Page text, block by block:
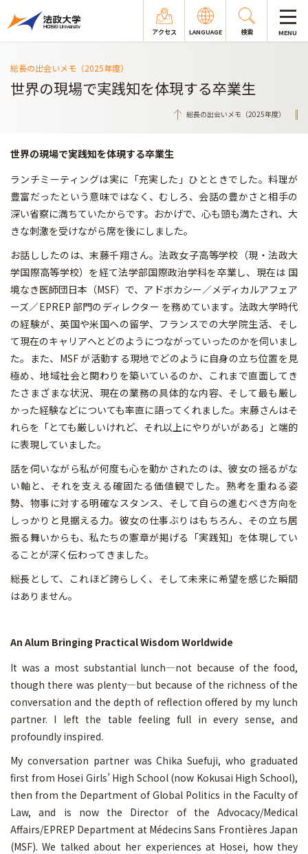
アクセス LANGUAGE 検索 MENU
総長の出会いメモ（2025年度）
世界の現場で実践知を体現する卒業生
総長の出会いメモ（2025年度）
世界の現場で実践知を体現する卒業生
ランチミーティングは実に「充実した」ひとときでした。料理が
豊富だったという意味ではなく、むしろ、会話の豊かさと相手の
深い省察に満ちていたからです。おかげで、心も頭も満たされ、大
きな刺激を受けながら席を後にしました。
お話ししたのは、末藤千翔さん。法政女子高等学校（現・法政大
学国際高等学校）を経て法学部国際政治学科を卒業し、現在は 国
境なき医師団日本（MSF）で、アドボカシー／メディカルアフェア
ーズ／EPREP 部門のディレクター を務めています。法政大学時代
の経験が、英国や米国への留学、フランスでの大学院生活、そし
て現在のキャリアへとどのようにつながっていったのかを伺いまし
た。また、MSF が活動する現地でどのように自身の立ち位置を見
極め、地域社会と関わりを築いているのか、これまで直面してき
たさまざまな状況、現在の業務の具体的な内容、そして最も厳し
かった経験などについても率直に語ってくれました。末藤さんはそ
れらを「とても厳しいけれど、それ以上にやりがいがある」と端的
に表現していました。
話を伺いながら私が何度も心を動かされたのは、彼女の揺るがな
い軸と、それを支える確固たる価値観でした。熟考を重ねる姿
勢、物事に対する明確なスタンス、そして自らの進むべき方向を
しっかりと見据える力。彼女の仕事ぶりはもちろん、その立ち居
振る舞いからも、私たちの憲章が掲げる「実践知」を体現してい
ることが深く伝わってきました。
総長として、これほど誇らしく、そして未来に希望を感じた瞬間
はありません。
An Alum Bringing Practical Wisdom Worldwide
It was a most substantial lunch—not because of the food,
though there was plenty—but because of the richness of the
conversation and the depth of reflection offered by my lunch
partner. I left the table feeling full in every sense, and
profoundly inspired.
My conversation partner was Chika Suefuji, who graduated
first from Hosei Girls’ High School (now Kokusai High School),
then from the Department of Global Politics in the Faculty of
Law, and is now the Director of the Advocacy/Medical
Affairs/EPREP Department at Médecins Sans Frontières Japan
(MSF). We talked about her experiences at Hosei, how they